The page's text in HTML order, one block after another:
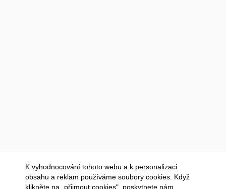
K vyhodnocování tohoto webu a k personalizaci
obsahu a reklam používáme soubory cookies. Když
klikněte na „přijmout cookies", poskytnete nám